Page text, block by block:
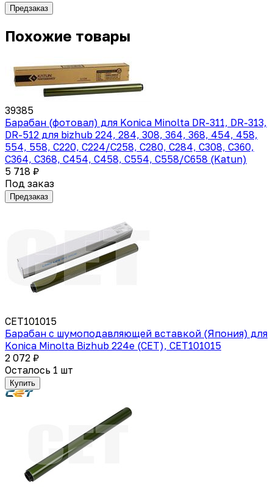
Предзаказ
Похожие товары
39385
Барабан (фотовал) для Konica Minolta DR-311, DR-313,
DR-512 для bizhub 224, 284, 308, 364, 368, 454, 458,
554, 558, С220, C224/C258, С280, C284, C308, С360,
C364, C368, C454, C458, C554, C558/C658 (Katun)
5 718 ₽
Под заказ
Предзаказ
CET101015
Барабан с шумоподавляющей вставкой (Япония) для
Konica Minolta Bizhub 224e (CET), CET101015
2 072 ₽
Осталось 1 шт
Купить